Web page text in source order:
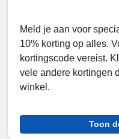
Meld je aan voor
10% korting op alles.
kortingscode vereist.
vele andere kortingen
winkel.
Toon